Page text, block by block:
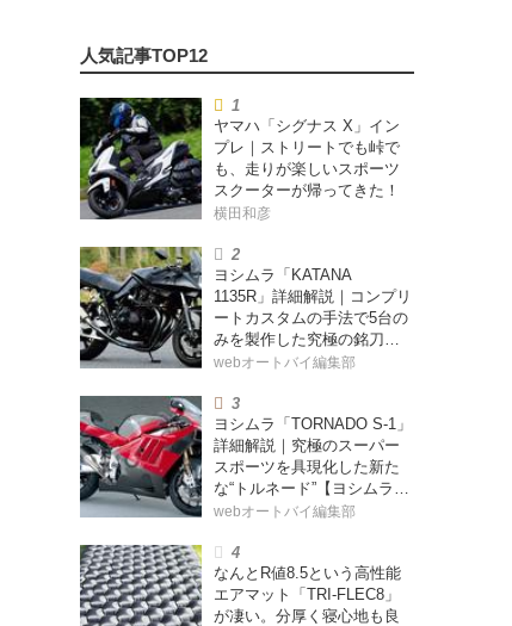
ヤマハ「シグナス X」イン
プレ｜ストリートでも峠で
も、走りが楽しいスポーツ
スクーターが帰ってきた！
横田和彦
ヨシムラ「KATANA
1135R」詳細解説｜コンプリ
ートカスタムの手法で5台の
みを製作した究極の銘刀
【ヨシムラ伝】
webオートバイ編集部
ヨシムラ「TORNADO S-1」
詳細解説｜究極のスーパー
スポーツを具現化した新た
な“トルネード”【ヨシムラ
伝】
webオートバイ編集部
なんとR値8.5という高性能
エアマット「TRI-FLEC8」
が凄い。分厚く寝心地も良